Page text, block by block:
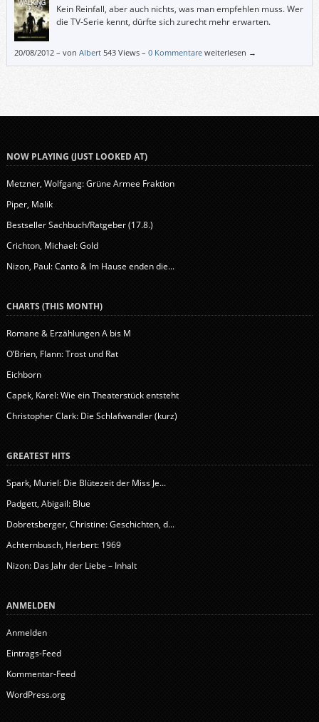
Kein Reinfall, aber auch nichts, was man empfehlen muss. Wer
die TV-Serie kennt, dürfte sich zurecht mehr erwarten.
20/08/2012– von Albert 543 Views – 0 Kommentare weiterlesen →
NOW PLAYING (JUST LOOKED AT)
Metzner, Wolfgang: Grüne Armee Fraktion
Piper, Malik
Bestseller Sachbuch/Ratgeber (17.8.)
Crichton, Michael: Gold
Nizon, Paul: Canto & Im Hause enden die...
CHARTS (THIS MONTH)
Romane & Erzählungen A bis M
O’Brien, Flann: Trost und Rat
Eichborn
Capek, Karel: Wie ein Theaterstück entsteht
Christopher Clark: Die Schlafwandler (kurz)
GREATEST HITS
Spark, Muriel: Die Blütezeit der Miss Je...
Padgett, Abigail: Blue
Dobretsberger, Christine: Geschichten, d...
Achternbusch, Herbert: 1969
Nizon: Das Jahr der Liebe – Inhalt
ANMELDEN
Anmelden
Eintrags-Feed
Kommentar-Feed
WordPress.org